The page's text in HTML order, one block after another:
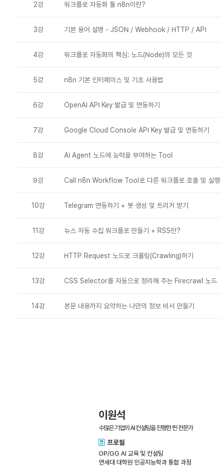
2강 워크플로 자동화 툴 n8n이란?
3강 기본 용어 설명 - JSON / Webhook / HTTP / API
4강 워크플로 자동화의 핵심: 노드(Node)의 모든 것
5강 n8n 기본 인터페이스 및 기초 사용법
6강 OpenAI API Key 발급 및 연동하기
7강 Google Cloud Console API Key 발급 및 연동하기
8강 AI Agent 노드에 능력을 부여하는 Tool
9강 Call n8n Workflow Tool로 다른 워크플로 호출 및 실행
10강 Telegram 연동하기 + 봇 생성 및 트리거 받기
11강 뉴스 자동 수집 워크플로 만들기 + RSS란?
12강 HTTP Request 노드로 크롤링(Crawling)하기
13강 CSS Selector를 자동으로 정리해 주는 Firecrawl 노드
14강 본문 내용까지 요약하는 나만의 정보 비서 만들기
이원석
수많은 기업의 AI 컨설팅을 진행한 찐 전문가
프로필
OP/GG AI 교육 및 컨설팅
연세대 대학원 인공지능학과 통합 과정